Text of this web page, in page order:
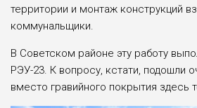
территории и монтаж конструкций
коммунальщики.
В Советском районе эту работу
РЭУ-23. К вопросу, кстати, подошли
вместо гравийного покрытия здесь